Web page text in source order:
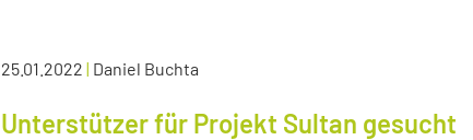
25.01.2022 | Daniel Buchta
Unterstützer für Projekt Sultan gesucht